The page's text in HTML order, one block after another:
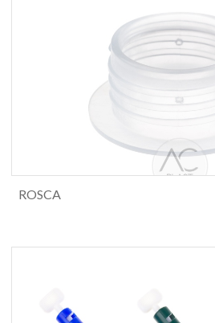
ROSCA